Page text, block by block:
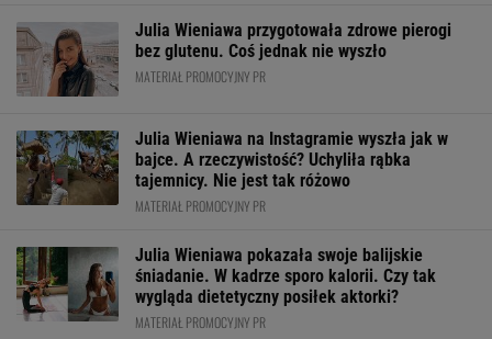
Julia Wieniawa przygotowała zdrowe pierogi
bez glutenu. Coś jednak nie wyszło
MATERIAŁ PROMOCYJNY PR
Julia Wieniawa na Instagramie wyszła jak w
bajce. A rzeczywistość? Uchyliła rąbka
tajemnicy. Nie jest tak różowo
MATERIAŁ PROMOCYJNY PR
Julia Wieniawa pokazała swoje balijskie
śniadanie. W kadrze sporo kalorii. Czy tak
wygląda dietetyczny posiłek aktorki?
MATERIAŁ PROMOCYJNY PR